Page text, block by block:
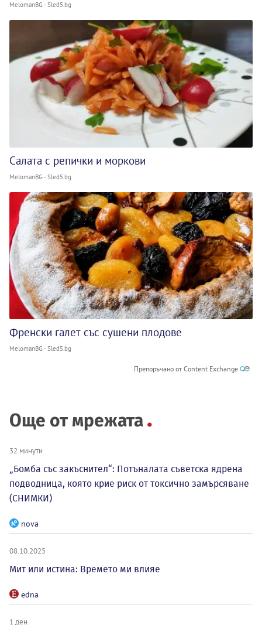
MelomanBG - Sled5.bg
Салата с репички и моркови
MelomanBG - Sled5.bg
Френски галет със сушени плодове
MelomanBG - Sled5.bg
Препоръчано от Content Exchange
Още от мрежата
32 минути
„Бомба със закъснител“: Потъналата съветска ядрена
подводница, която крие риск от токсично замърсяване
(СНИМКИ)
nova
08.10.2025
Мит или истина: Времето ми влияе
edna
1 ден